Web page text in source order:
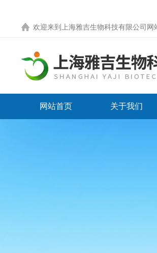
欢迎来到 上海雅吉生物科技有限公司网
网站首页 关于我们